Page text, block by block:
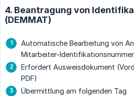
4. Beantragung von
(DEMMAT)
Automatische Bearbeitung von
Mitarbeiter-
Erfordert Ausweisdokument
PDF)
Übermittlung am folgenden Tag